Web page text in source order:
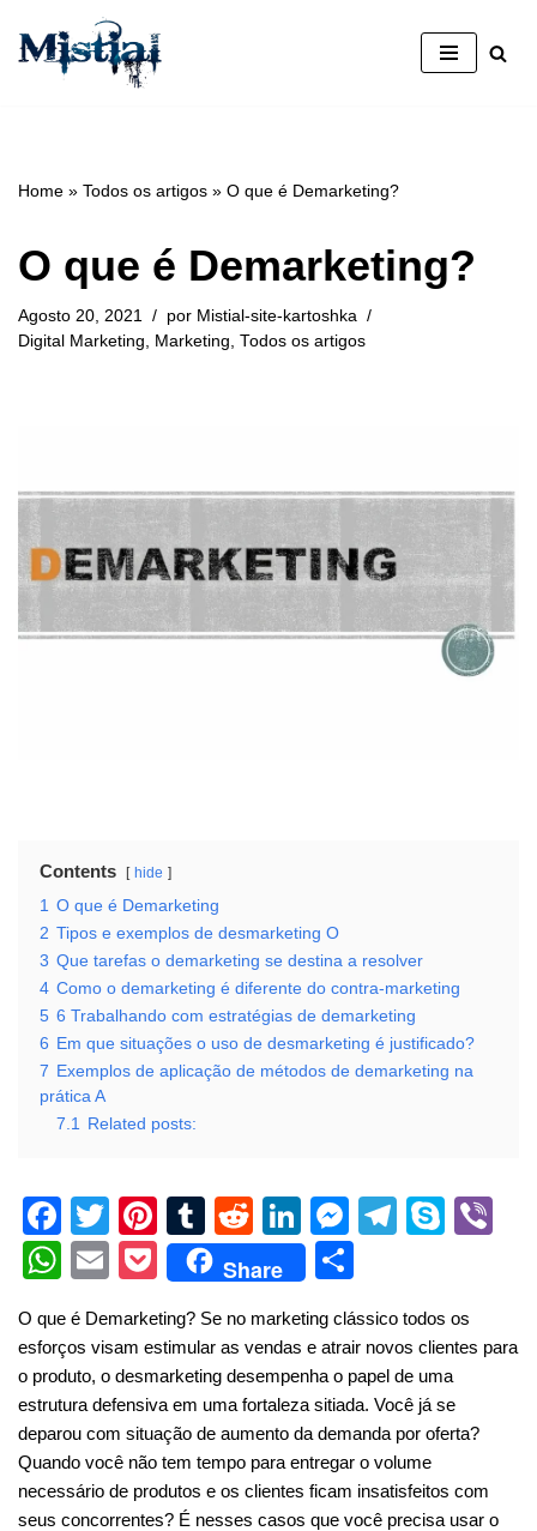
Avançar
Home » Todos os artigos » O que é Demarketing?
O que é Demarketing?
Agosto 20, 2021 por Mistial-site-kartoshka
Digital Marketing, Marketing, Todos os artigos
Contents hide
1 O que é Demarketing
2 Tipos e exemplos de desmarketing O
3 Que tarefas o demarketing se destina a resolver
4 Como o demarketing é diferente do contra-marketing
5 6 Trabalhando com estratégias de demarketing
6 Em que situações o uso de desmarketing é justificado?
7 Exemplos de aplicação de métodos de demarketing na
prática A
7.1
Related posts:
F
a
c
e
b
o
o
k
T
wi
tt
er
Pi
nt
er
e
st
T
u
m
bl
r
R
e
d
di
t
Li
n
k
e
dI
n
M
e
ss
e
n
g
er
T
gr
a
m
S
e
W
at
s
A
p
p
E
ail
P
ck
et
Share
ar
e
O que é Demarketing? Se no marketing clássico todos os
esforços visam estimular as vendas e atrair novos clientes para
o produto, o desmarketing desempenha o papel de uma
estrutura defensiva em uma fortaleza sitiada. Você já se
deparou com situação de aumento da demanda por oferta?
Quando você não tem tempo para entregar o volume
necessário de produtos e os clientes ficam insatisfeitos com
seus concorrentes? É nesses casos que você precisa usar o